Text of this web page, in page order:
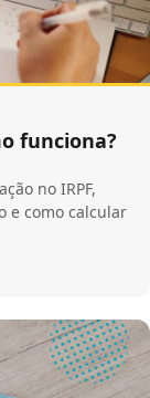
funciona?
no IRPF,
e como calcular